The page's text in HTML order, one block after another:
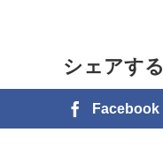
シェアする
Facebook